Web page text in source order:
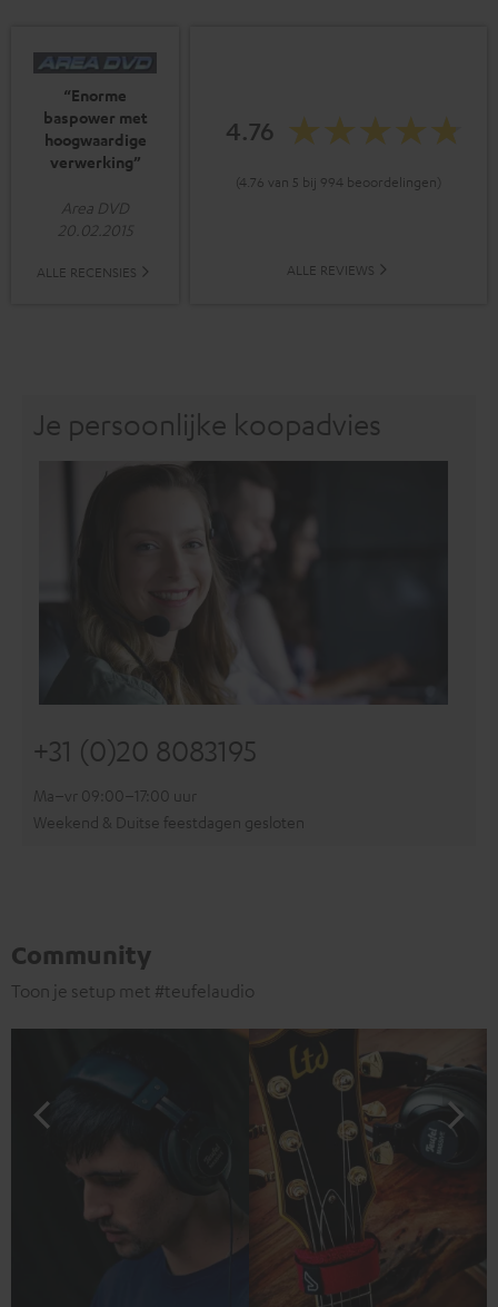
“Enorme
baspower met
hoogwaardige
verwerking”
Area DVD
20.02.2015
ALLE RECENSIES
4.76
(4.76 van 5 bij 994 beoordelingen)
ALLE REVIEWS
Je persoonlijke koopadvies
+31 (0)20 8083195
Ma–vr 09:00–17:00 uur
Weekend & Duitse feestdagen gesloten
Community
Toon je setup met #teufelaudio